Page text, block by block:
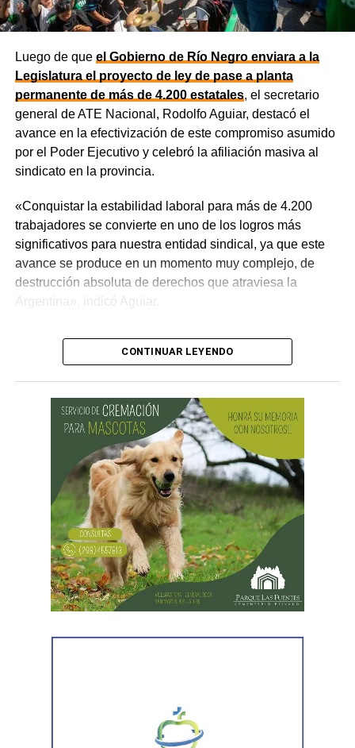
ministro de Salud, Demetrio Thalasselis; el ministro de
Hacienda, Gabriel Sánchez y el director ejecutivo de la
Unidad Provincial de Coordinación y Ejecución del
Financiamiento Externo (UPCEFE), Martín Camiña.
Como parte de la agenda oficial, la comitiva provincial
permitan impulsar inversiones y acceder a nuevas
herramientas de financiamiento para el crecimiento de
La agenda de trabajo comenzó con un encuentro en la
Embajada Argentina en Estados Unidos, donde la
comitiva se reunió con el equipo de consejeros que
acompaña la organización de las reuniones previstas con
organismos internacionales y entidades financieras. El
espacio permitió coordinar el trabajo y fortalecer el
acompañamiento institucional para presentar el potencial
de Río Negro.
Luego de que el Gobierno de Río Negro enviara a la
Legislatura el proyecto de ley de pase a planta
permanente de más de 4.200 estatales, el secretario
general de ATE Nacional, Rodolfo Aguiar, destacó el
avance en la efectivización de este compromiso asumido
por el Poder Ejecutivo y celebró la afiliación masiva al
sindicato en la provincia.
«Conquistar la estabilidad laboral para más de 4.200
trabajadores se convierte en uno de los logros más
significativos para nuestra entidad sindical, ya que este
avance se produce en un momento muy complejo, de
destrucción absoluta de derechos que atraviesa la
Argentina», indicó Aguiar.
El dirigente sindical aseguró que «ahora que el proyecto
ya ingresó en la Legislatura, los estatales debemos
que apoyar esta iniciativa».
«Este proceso de regularización de los vínculos laborales
de la administración pública no solo es un beneficio
directo para los trabajadores, sino también para toda la
comunidad porque impactará positivamente en la
cantidad y en la calidad de servicios públicos que brinda
el Estado», indicó Aguiar, al tiempo que agregó que «no
se puede garantizar la eficacia del Estado con
trabajadores precarizados».
que los salarios se actualicen por IPC y además se hayan
El Secretario General de ATE Nacional destacó que «se
CONTINUAR LEYENDO